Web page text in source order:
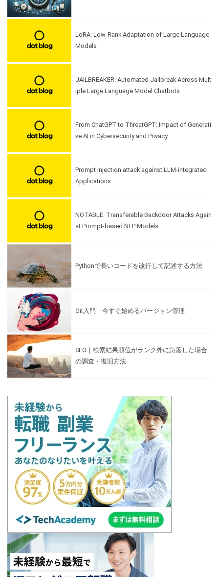
LoRA: Low-Rank Adaptation of Large Language
Models
JAILBREAKER: Automated Jailbreak Across Mult
iple Large Language Model Chatbots
From ChatGPT to ThreatGPT: Impact of Generati
ve AI in Cybersecurity and Privacy
Prompt Injection attack against LLM-integrated
Applications
NOTABLE: Transferable Backdoor Attacks Again
st Prompt-based NLP Models
Pythonで長いコードを改行して記述する方法
Git入門｜今すぐ始めるバージョン管理
SEO｜検索結果順位がランク外に急落した場合
の調査・復旧方法